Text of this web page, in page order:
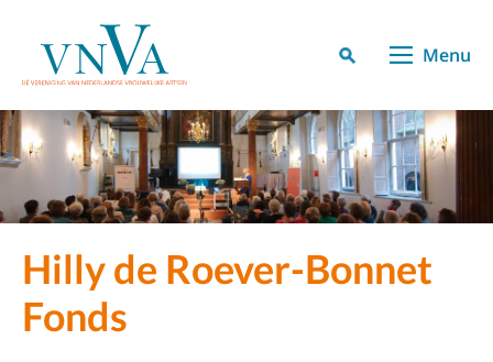
Menu
Hilly de Roever-Bonnet
Fonds